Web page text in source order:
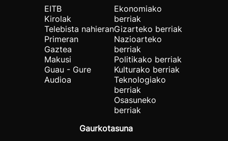
EITB
Kirolak
Telebista nahieran
Primeran
Gaztea
Makusi
Guau - Gure
Audioa
Ekonomiako
berriak
Gizarteko berriak
Nazioarteko
berriak
Politikako berriak
Kulturako berriak
Teknologiako
berriak
Osasuneko
berriak
Gaurkotasuna